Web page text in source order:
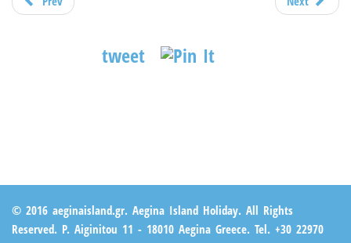
tweet
© 2016 aeginaisland.gr. Aegina Island Holiday. All Rights
Reserved. P. Aiginitou 11 - 18010 Aegina Greece. Tel. +30 22970